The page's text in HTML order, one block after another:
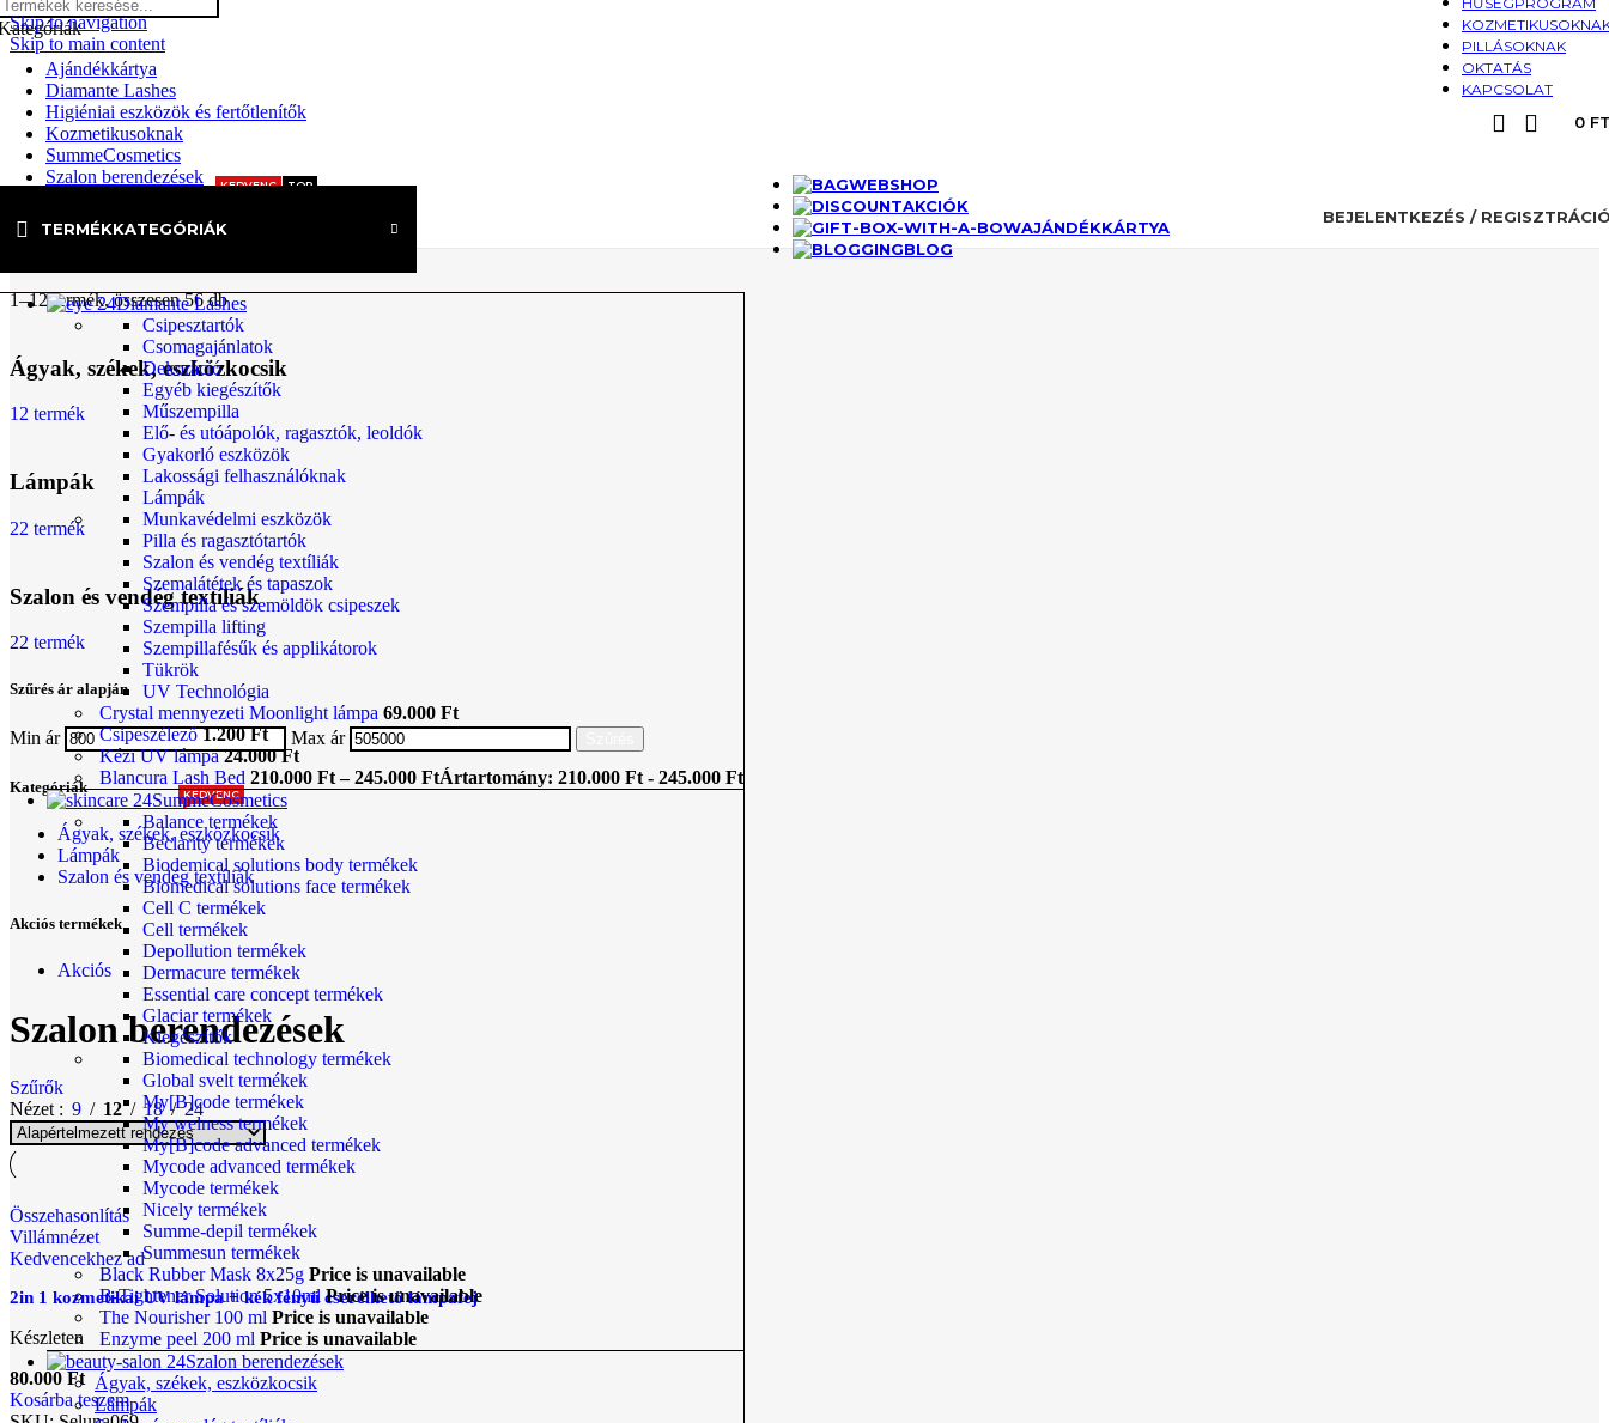
Skip to navigation
Skip to main content
PILLÁSOKNAK
OKTATÁS
KAPCSOLAT
Ajándékkártya
Diamante Lashes
Higiéniai eszközök és fertőtlenítők
Kozmetikusoknak
SummeCosmetics
Szalon berendezések
Search
0
TERMÉKKATEGÓRIÁK
Diamante Lashes
Csipesztartók
Csomagajánlatok
Dekoráció
Egyéb kiegészítők
Műszempilla
KEDVENC
Elő- és utóápolók, ragasztók, leoldók
Gyakorló eszközök
Lakossági felhasználóknak
Lámpák
Munkavédelmi eszközök
Pilla és ragasztótartók
TOP
Szalon és vendég textíliák
Szemalátétek és tapaszok
Szempilla és szemöldök csipeszek
Szempilla lifting
Szempillafésűk és applikátorok
Tükrök
UV Technológia
Crystal mennyezeti Moonlight lámpa 69.000 Ft
Csipeszélező1.200Ft
Kézi UV lámpa24.000Ft
Blancura Lash Bed 210.000 Ft – 245.000 FtÁrtartomány: 210.000 Ft - 245.000 Ft
SummeCosmetics
Balance termékek
Beclarity termékek
Biodemical solutions body termékek
Biomedical solutions face termékek
Cell C termékek
Cell termékek
Depollution termékek
Dermacure termékek
Essential care concept termékek
Glaciar termékek
Kiegészítők
Biomedical technology termékek
Global svelt termékek
My[B]code termékek
My welness termékek
My[B]code advanced termékek
Mycode advanced termékek
Mycode termékek
Nicely termékek
Summe-depil termékek
Summesun termékek
Black Rubber Mask 8x25g Price is unavailable
B-Tightener Solution 5x10mlPrice is unavailable
The Nourisher 100 ml Price is unavailable
Enzyme peel 200 ml Price is unavailable
Szalon berendezések
Ágyak, székek, eszközkocsik
Lámpák
WEBSHOP
AKCIÓK
AJÁNDÉKKÁRTYA
BLOG
BEJELENTKEZÉS /
1–12 termék, összesen 56 db
Ágyak, székek, eszközkocsik
12 termék
Lámpák
22 termék
Szalon és vendég textíliák
22 termék
Szűrés ár alapján
Min ár Max ár
Kategóriák
Ágyak, székek, eszközkocsik
Lámpák
Szalon és vendég textíliák
Akciós termékek
Akciós
Szalon berendezések
Szűrők
Nézet
9 12 18 24
Összehasonlítás
Villámnézet
Kedvencekhez ad
2in 1 kozmetikai UV lámpa + kék fényű cserélhető lámpafej
Készleten
80.000 Ft
Kosárba teszem
KEDVENC